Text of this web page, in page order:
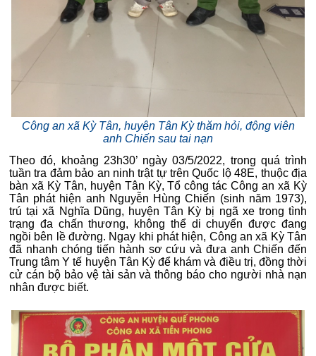
Công an xã Kỳ Tân, huyện Tân Kỳ thăm hỏi, động viên
anh Chiến sau tai nạn
Theo đó, khoảng 23h30’ ngày 03/5/2022, trong quá trình
tuần tra đảm bảo an ninh trật tự trên Quốc lộ 48E, thuộc địa
bàn xã Kỳ Tân, huyện Tân Kỳ, Tổ công tác Công an xã Kỳ
Tân phát hiện anh Nguyễn Hùng Chiến (sinh năm 1973),
trú tại xã Nghĩa Dũng, huyện Tân Kỳ bị ngã xe trong tình
trạng đa chấn thương, không thể di chuyển được đang
ngồi bên lề đường. Ngay khi phát hiện, Công an xã Kỳ Tân
đã nhanh chóng tiến hành sơ cứu và đưa anh Chiến đến
Trung tâm Y tế huyện Tân Kỳ để khám và điều trị, đồng thời
cử cán bộ bảo vệ tài sản và thông báo cho người nhà nạn
nhân được biết.